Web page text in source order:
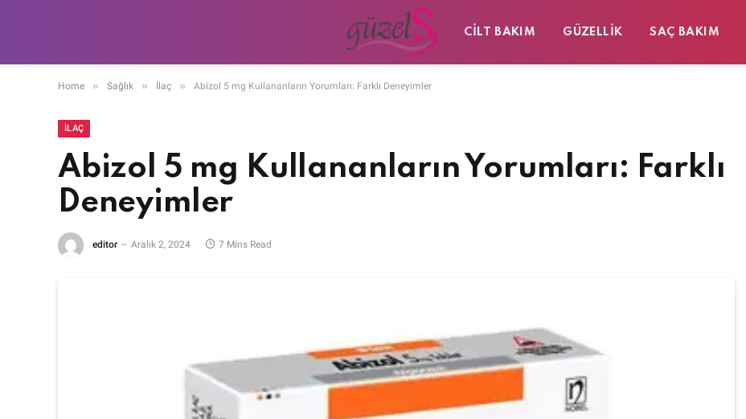
CILT BAKIM GÜZELLIK SAÇ BAKIM
Home » Sağlık » İlaç » Abizol 5 mg Kullananların Yorumları: Farklı Deneyimler
İLAÇ
Abizol 5 mg Kullananların Yorumları: Farklı
Deneyimler
editor Aralık 2, 2024 7 Mins Read